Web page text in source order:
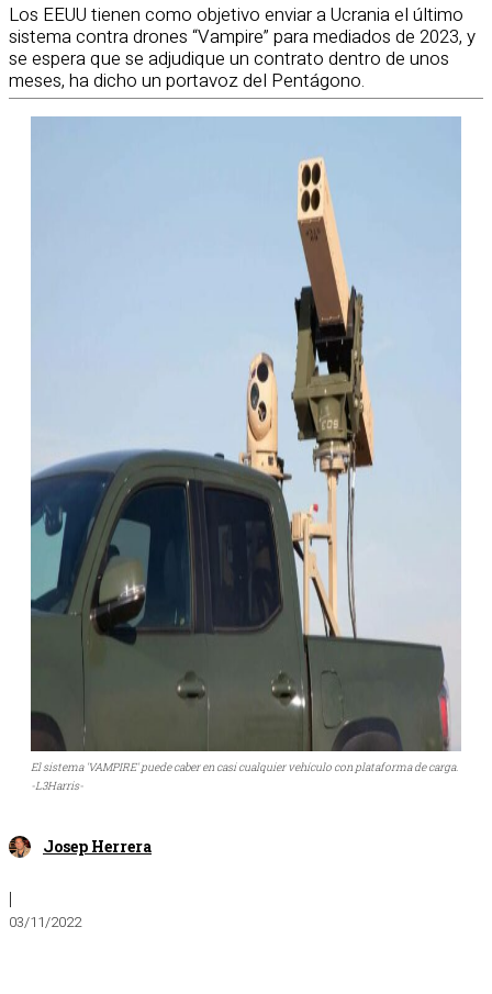
Los EEUU tienen como objetivo enviar a Ucrania el último
sistema contra drones “Vampire” para mediados de 2023, y
se espera que se adjudique un contrato dentro de unos
meses, ha dicho un portavoz del Pentágono.
El sistema 'VAMPIRE' puede caber en casi cualquier vehículo con plataforma de carga.
-L3Harris-
Josep Herrera
|
03/11/2022